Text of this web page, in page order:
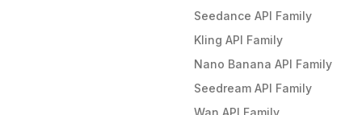
Seedance API Family
Kling API Family
Nano Banana API Family
Seedream API Family
Wan API Family